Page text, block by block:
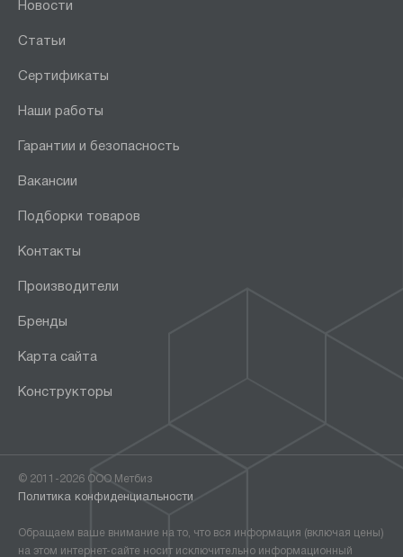
Новости
Статьи
Сертификаты
Наши работы
Гарантии и безопасность
Вакансии
Подборки товаров
Контакты
Производители
Бренды
Карта сайта
Конструкторы
© 2011-2026 ООО Метбиз
Политика конфиденциальности
Обращаем ваше внимание на то, что вся информация (включая цены)
на этом интернет-сайте носит исключительно информационный